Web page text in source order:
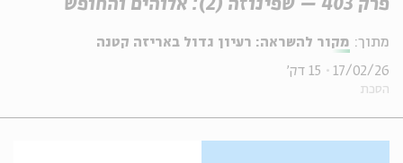
פרק 403 – שפינוזה (2): אלוהים והחופש
מתוך: מקור להשראה: רעיון גדול באריזה קטנה
הסכת
17/02/26 15 דק'